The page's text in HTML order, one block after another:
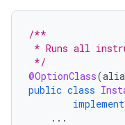
/**
* Runs all
*/
@OptionClass(
public class
...